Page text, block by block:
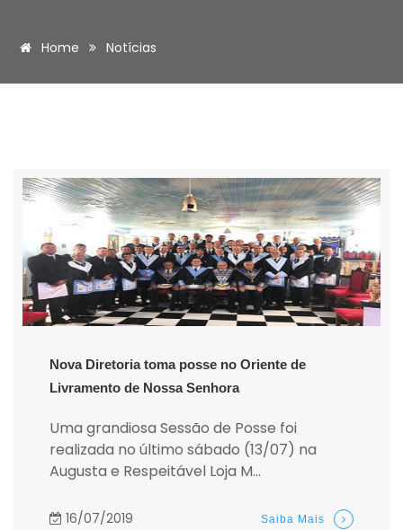
Home Notícias
Nova Diretoria toma posse no Oriente de
Livramento de Nossa Senhora
Uma grandiosa Sessão de Posse foi
realizada no último sábado (13/07) na
Augusta e Respeitável Loja M...
16/07/2019 Saiba Mais